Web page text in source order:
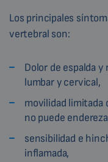
Los principales
vertebral son:
Dolor de espalda
lumbar y cervical,
movilidad limitada
no puede
sensibilidad e
inflamada,